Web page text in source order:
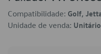
Compatibilidade: Golf,
Unidade de venda: